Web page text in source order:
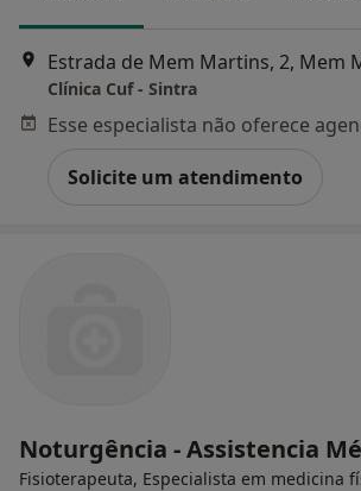
Estrada de Mem Martins, 2, Mem
Clínica Cuf - Sintra
Solicite um atendimento
Noturgência - Assistencia
Fisioterapeuta, Especialista em medicina